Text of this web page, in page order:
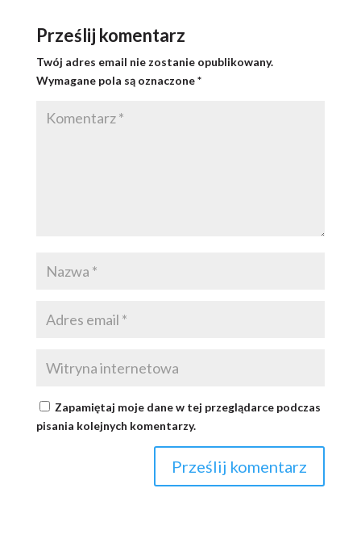
Prześlij komentarz
Twój adres email nie zostanie opublikowany.
Wymagane pola są oznaczone*
Zapamiętaj moje dane w tej przeglądarce podczas
pisania kolejnych komentarzy.